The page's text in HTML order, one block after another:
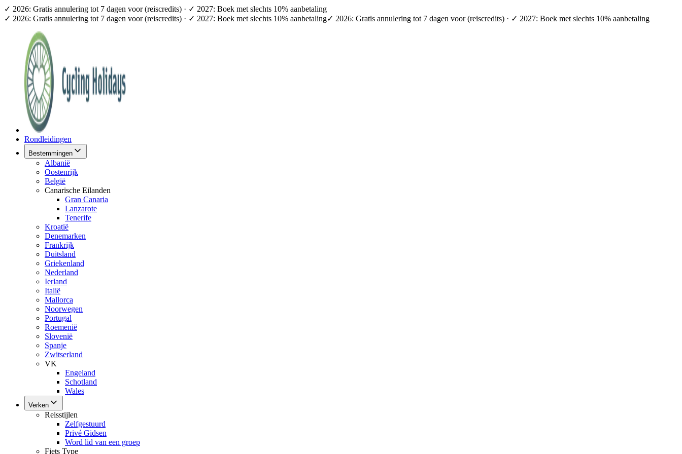
✓ 2026: Gratis annulering tot 7 dagen voor (reiscredits) · ✓ 2027: Boek met slechts 10% aanbetaling
✓ 2026: Gratis annulering tot 7 dagen voor (reiscredits) · ✓ 2027: Boek met slechts 10% aanbetaling✓ 2026: Gratis annulering tot 7 dagen voor (reiscredits) · ✓ 2027: Boek met slechts 10% aanbetaling
Rondleidingen
Bestemmingen
Albanië
Oostenrijk
België
Canarische Eilanden
Gran Canaria
Lanzarote
Tenerife
Kroatië
Denemarken
Frankrijk
Duitsland
Griekenland
Nederland
Ierland
Italië
Mallorca
Noorwegen
Portugal
Roemenië
Slovenië
Spanje
Zwitserland
VK
Engeland
Schotland
Wales
Verken
Reisstijlen
Zelfgestuurd
Privé Gidsen
Word lid van een groep
Fiets Type